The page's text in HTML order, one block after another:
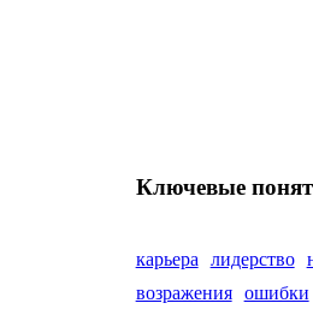
Ключевые
карьера лидерство
возражения
ошибки